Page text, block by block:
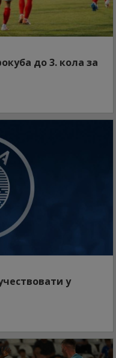
до 3. кола за
у